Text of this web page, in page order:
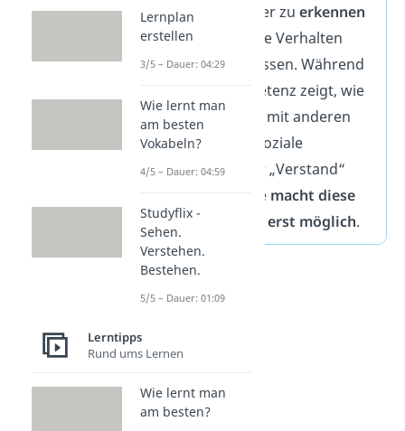
Motive
anderer zuerkennen
und das eigene Verhalten
daran anzupassen. Während
soziale Kompetenz zeigt, wie
du tatsächlich mit anderen
umgehst, ist soziale
Intelligenz der „Verstand“
dahinter — sie macht diese
Kompetenzen erst möglich.
Lernplan
erstellen
3/5 – Dauer: 04:29
Wie lernt man
am besten
Vokabeln?
4/5 – Dauer: 04:59
Studyflix -
Sehen.
Verstehen.
Bestehen.
5/5 – Dauer: 01:09
Lerntipps
Rund ums Lernen
Wie lernt man
am besten?